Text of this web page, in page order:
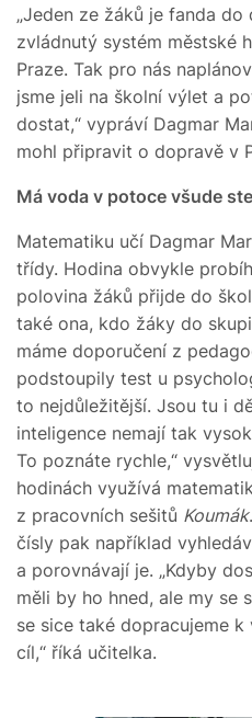
„Jeden ze žáků je fanda
zvládnutý systém městské
Praze. Tak pro nás
jsme jeli na školní výlet a
dostat,“ vypráví Dagmar
mohl připravit o dopravě v
Má voda v potoce všude
Matematiku učí Dagmar
třídy. Hodina obvykle
polovina žáků přijde do
také ona, kdo žáky do
máme doporučení z
podstoupily test u
to nejdůležitější. Jsou tu i
inteligence nemají tak
To poznáte rychle,“
hodinách využívá
z pracovních sešitů Koumák
čísly pak například
a porovnávají je. „Kdyby
měli by ho hned, ale my se
se sice také dopracujeme
cíl,“ říká učitelka.